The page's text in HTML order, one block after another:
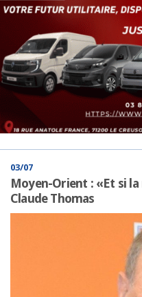
03/07
Moyen-Orient : «Et si
Claude Thomas